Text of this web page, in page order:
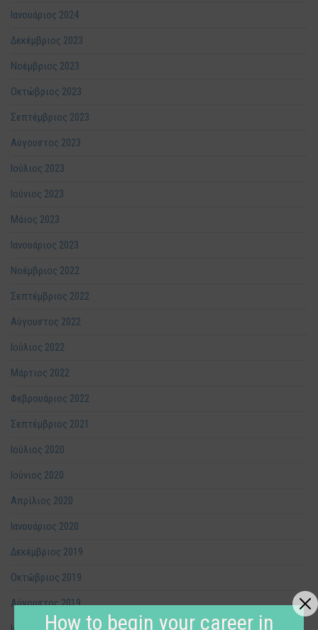
Ιανουάριος 2024
Δεκέμβριος 2023
Νοέμβριος 2023
Οκτώβριος 2023
Σεπτέμβριος 2023
Αύγουστος 2023
Ιούλιος 2023
Ιούνιος 2023
Μάιος 2023
Ιανουάριος 2023
Νοέμβριος 2022
Σεπτέμβριος 2022
Αύγουστος 2022
Ιούλιος 2022
Μάρτιος 2022
Φεβρουάριος 2022
Σεπτέμβριος 2021
Ιούλιος 2020
Ιούνιος 2020
Απρίλιος 2020
Ιανουάριος 2020
Δεκέμβριος 2019
Οκτώβριος 2019
Αύγουστος 2019
How to begin your career in